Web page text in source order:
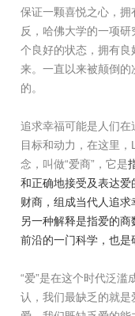
保证一颗喜悦之心，
反，哈佛大学的一项
个良好的状态，拥有
来。一直以来被颠倒
的。
追求幸福可能是人们
目标和动力，在这里
念，叫做“爱商”，它是
和正确地接受及表达爱
财商，组成当代人追求
另一种解释是指爱的
前沿的一门科学，也是
“爱”是在这个时代泛滥
认，我们最缺乏的就